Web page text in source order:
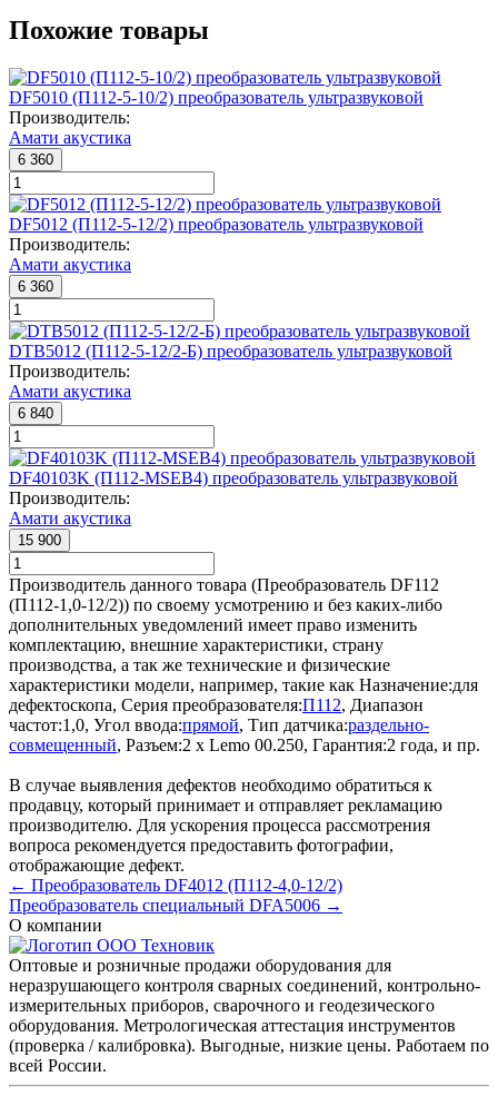
Похожие товары
DF5010 (П112-5-10/2) преобразователь ультразвуковой
Производитель:
Амати акустика
6 360
DF5012 (П112-5-12/2) преобразователь ультразвуковой
Производитель:
Амати акустика
6 360
DTB5012 (П112-5-12/2-Б) преобразователь ультразвуковой
Производитель:
Амати акустика
6 840
DF40103K (П112-MSEB4) преобразователь ультразвуковой
Производитель:
Амати акустика
15 900
Производитель данного товара (Преобразователь DF112
(П112-1,0-12/2)) по своему усмотрению и без каких-либо
дополнительных уведомлений имеет право изменить
комплектацию, внешние характеристики, страну
производства, а так же технические и физические
характеристики модели, например, такие как Назначение:для
дефектоскопа, Серия преобразователя:П112, Диапазон
частот:1,0, Угол ввода:прямой, Тип датчика:раздельно-
совмещенный, Разъем:2 х Lemo 00.250, Гарантия:2 года, и пр.
В случае выявления дефектов необходимо обратиться к
продавцу, который принимает и отправляет рекламацию
производителю. Для ускорения процесса рассмотрения
вопроса рекомендуется предоставить фотографии,
отображающие дефект.
← Преобразователь DF4012 (П112-4,0-12/2)
Преобразователь специальный DFA5006 →
О компании
Оптовые и розничные продажи оборудования для
неразрушающего контроля сварных соединений, контрольно-
измерительных приборов, сварочного и геодезического
оборудования. Метрологическая аттестация инструментов
(проверка / калибровка). Выгодные, низкие цены. Работаем по
всей России.